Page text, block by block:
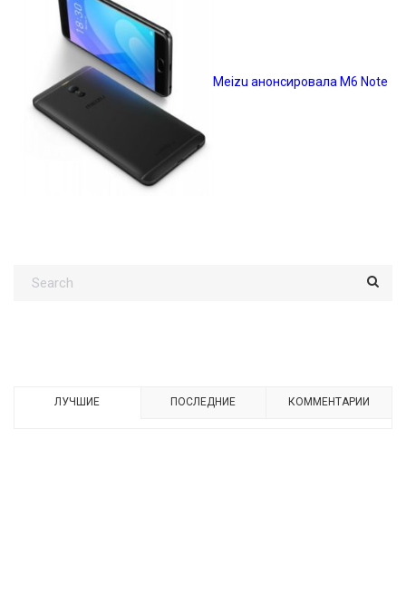
Meizu анонсировала M6 Note
ЛУЧШИЕ ПОСЛЕДНИЕ КОММЕНТАРИИ